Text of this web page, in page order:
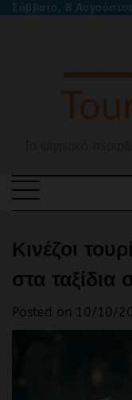
SkipΣάββατο, 8
Κινέζοι
στα ταξίδια
Posted on 10/10/